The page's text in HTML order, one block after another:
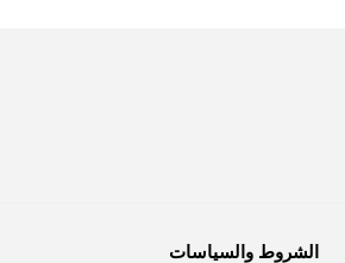
الشروط والسياسات